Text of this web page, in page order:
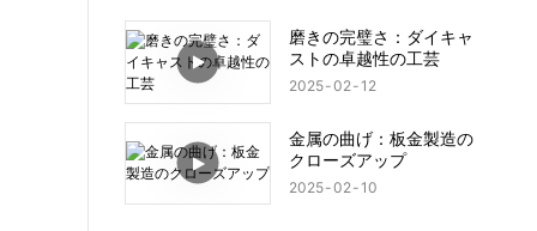
磨きの完璧さ：ダイキャ
ストの卓越性の工芸
2025 02 12
金属の曲げ：板金製造の
クローズアップ
2025 02 10